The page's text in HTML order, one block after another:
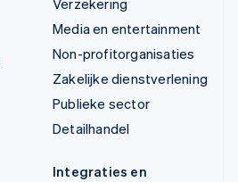
Media en entertainment
Non-profitorganisaties
Zakelijke dienstverlening
Publieke sector
Detailhandel
Integraties en